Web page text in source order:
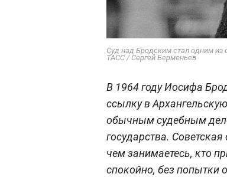
Суд над Бродским стал одним из
ТАСС / Сергей Берменьев
В 1964 году Иосифа
ссылку в
обычным судебным
государства.
чем занимаетесь, кто
спокойно, без попытки